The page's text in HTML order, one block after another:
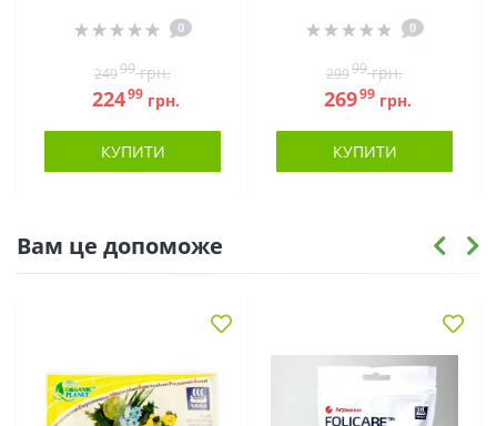
0
24999грн.
22499грн.
КУПИТИ
0
29999грн.
26999грн.
КУПИТИ
Вам це допоможе